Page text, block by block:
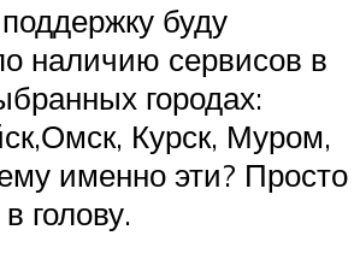
буду
наличию сервисов в
городах:
Курск, Муром,
именно эти? Просто
голову.